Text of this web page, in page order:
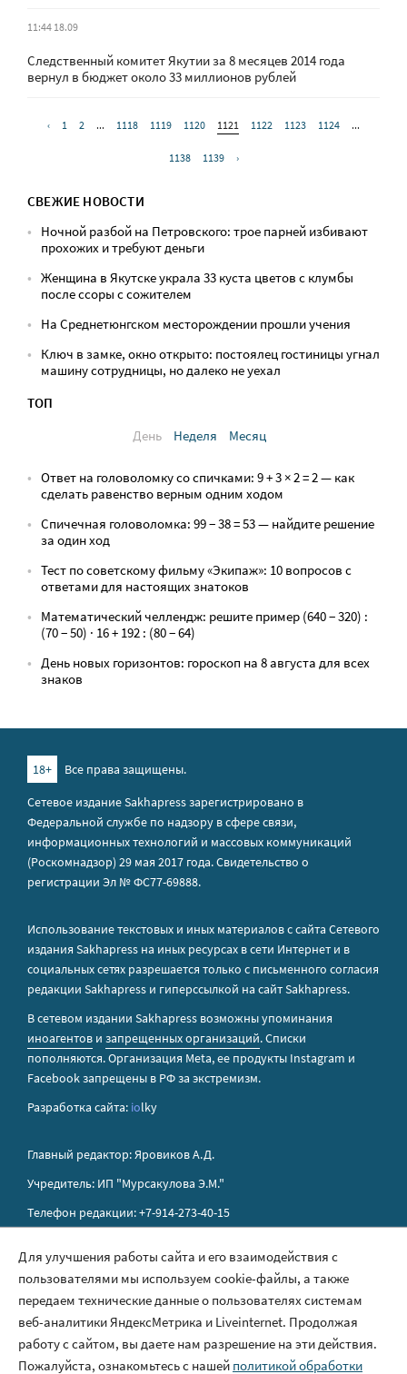
11:44 18.09
Следственный комитет Якутии за 8 месяцев 2014 года
вернул в бюджет около 33 миллионов рублей
‹ 1 2 ... 1118 1119 1120 1121 1122 1123 1124 ...
1138 1139 ›
СВЕЖИЕ НОВОСТИ
Ночной разбой на Петровского: трое парней избивают
прохожих и требуют деньги
Женщина в Якутске украла 33 куста цветов с клумбы
после ссоры с сожителем
На Среднетюнгском месторождении прошли учения
Ключ в замке, окно открыто: постоялец гостиницы угнал
машину сотрудницы, но далеко не уехал
ТОП
День
Неделя Месяц
Ответ на головоломку со спичками: 9 + 3 × 2 = 2 — как
сделать равенство верным одним ходом
Спичечная головоломка: 99 − 38 = 53 — найдите решение
за один ход
Тест по советскому фильму «Экипаж»: 10 вопросов с
ответами для настоящих знатоков
Математический челлендж: решите пример (640 − 320) :
(70 − 50) · 16 + 192 : (80 − 64)
День новых горизонтов: гороскоп на 8 августа для всех
знаков
18+
Все права защищены.
Сетевое издание Sakhapress зарегистрировано в
Федеральной службе по надзору в сфере связи,
информационных технологий и массовых коммуникаций
(Роскомнадзор) 29 мая 2017 года. Свидетельство о
регистрации Эл № ФС77-69888.
Использование текстовых и иных материалов с сайта Сетевого
издания Sakhapress на иных ресурсах в сети Интернет и в
социальных сетях разрешается только с письменного согласия
редакции Sakhapress и гиперссылкой на сайт Sakhapress.
В сетевом издании Sakhapress возможны упоминания
иноагентов и запрещенных организаций. Списки
пополняются. Организация Metа, ее продукты Instagram и
Facebook запрещены в РФ за экстремизм.
Разработка сайта: iolky
Главный редактор: Яровиков А.Д.
Учредитель: ИП "Мурсакулова Э.М."
Телефон редакции: +7-914-273-40-15
Правила сайта
Политика обработки персональных данных
Размещение рекламы
Для улучшения работы сайта и его взаимодействия с
пользователями мы используем cookie-файлы, а также
передаем технические данные о пользователях системам
веб-аналитики ЯндексМетрика и Liveinternet. Продолжая
работу с сайтом, вы даете нам разрешение на эти действия.
Пожалуйста, ознакомьтесь с нашей политикой обработки